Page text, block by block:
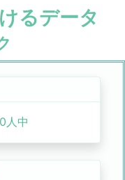
るデータ
人中